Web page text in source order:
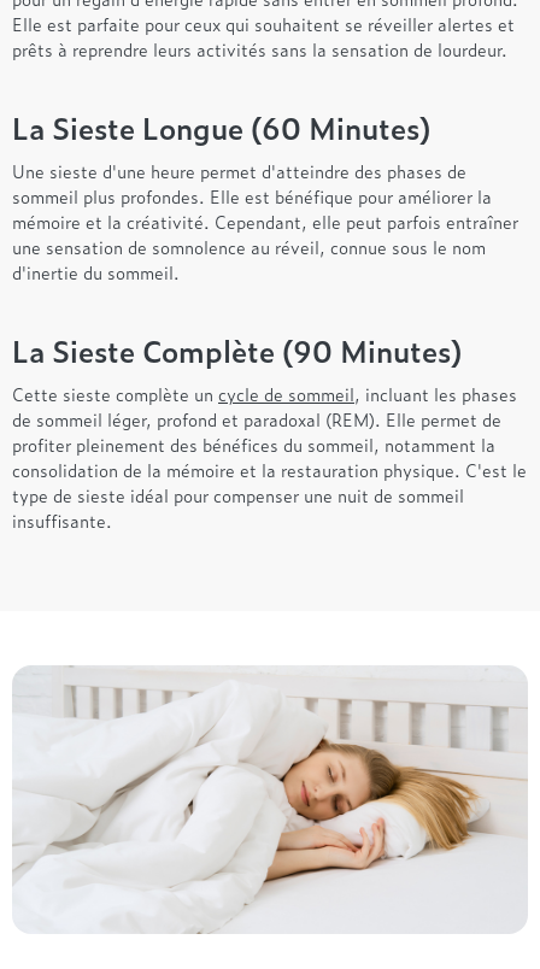
Elle est parfaite pour ceux qui souhaitent se réveiller alertes et
prêts à reprendre leurs activités sans la sensation de lourdeur.
La Sieste Longue (60 Minutes)
Une sieste d'une heure permet d'atteindre des phases de
sommeil plus profondes. Elle est bénéfique pour améliorer la
mémoire et la créativité. Cependant, elle peut parfois entraîner
une sensation de somnolence au réveil, connue sous le nom
d'inertie du sommeil.
La Sieste Complète (90 Minutes)
Cette sieste complète un cycle de sommeil, incluant les phases
de sommeil léger, profond et paradoxal (REM). Elle permet de
profiter pleinement des bénéfices du sommeil, notamment la
consolidation de la mémoire et la restauration physique. C'est le
type de sieste idéal pour compenser une nuit de sommeil
insuffisante.